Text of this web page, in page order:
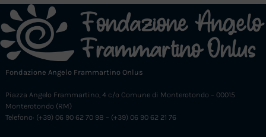
Fondazione Angelo Frammartino Onlus
Piazza Angelo Frammartino, 4 c/o Comune di Monterotondo – 00015
Monterotondo (RM)
Telefono: (+39) 06 90 62 70 98 – (+39) 06 90 62 21 76